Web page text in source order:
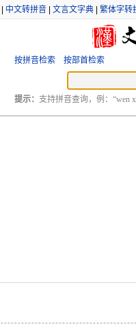
中文转拼音 文言文字典 繁体字转
按拼音检索 按部首检索
提示： 支持拼音查询，例：“wen